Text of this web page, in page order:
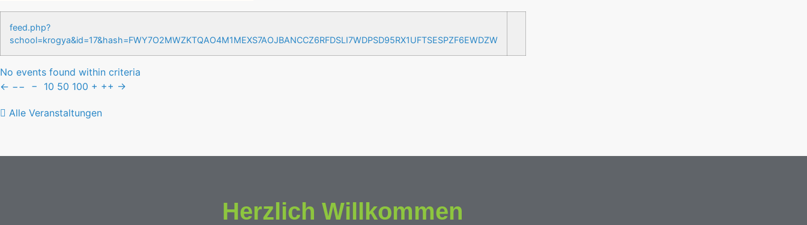
feed.php?
school=krogya&id=17&hash=FWY7O2MWZKTQAO4M1MEXS7AOJBANCCZ6RFDSLI7WDPSD95RX1UFTSESPZF6EWDZW
No events found within criteria
← −− − 10 50 100 + ++ →
Alle Veranstaltungen
Herzlich Willkommen